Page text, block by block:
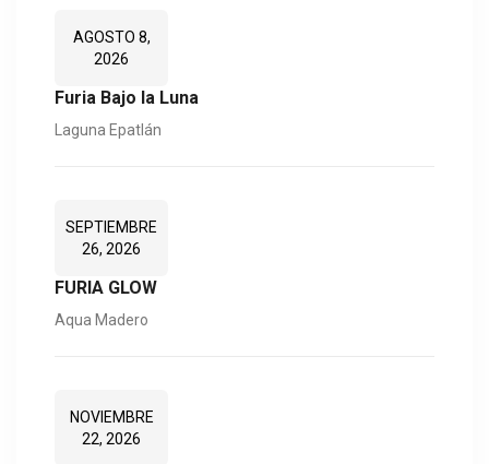
AGOSTO 8,
2026
Furia Bajo la Luna
Laguna Epatlán
SEPTIEMBRE
26, 2026
FURIA GLOW
Aqua Madero
NOVIEMBRE
22, 2026